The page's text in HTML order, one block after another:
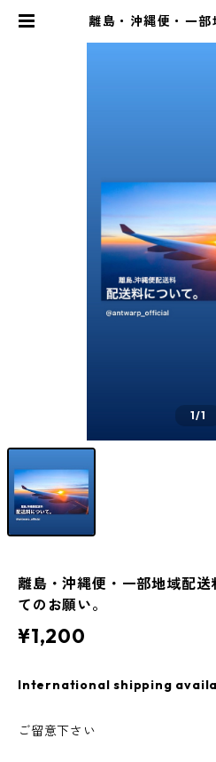
離島・沖縄便・一部
1/1
離島・沖縄便・一部地域配
てのお願い。
¥1,200
International shipping
ご留意下さい